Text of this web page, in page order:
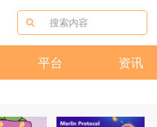
平台 资讯